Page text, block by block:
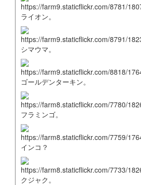
ライオン。
シマウマ。
ゴールデンターキン。
フラミンゴ。
インコ？
クジャク。